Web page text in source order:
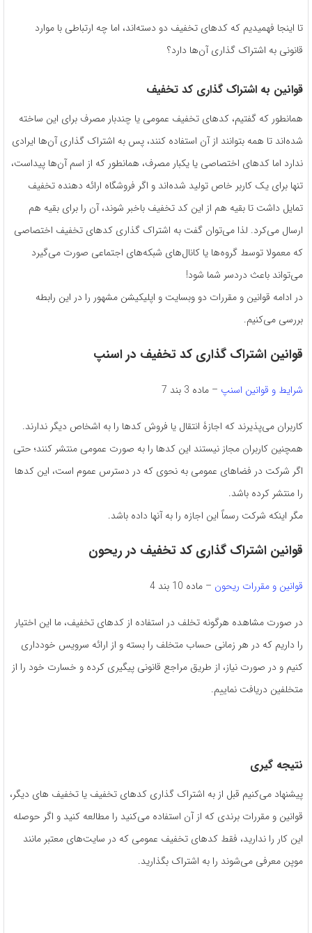
تا اینجا فهمیدیم که کدهای تخفیف دو دسته‌اند، اما چه ارتباطی با موارد
قانونی به اشتراک گذاری آن‌ها دارد؟
قوانین به اشتراک گذاری کد تخفیف
همانطور که گفتیم، کدهای تخفیف عمومی یا چندبار مصرف برای این ساخته
شده‌اند تا همه بتوانند از آن استفاده کنند، پس به اشتراک گذاری آن‌ها ایرادی
ندارد اما کدهای اختصاصی یا یکبار مصرف، همانطور که از اسم آن‌ها پیداست،
تنها برای یک کاربر خاص تولید شده‌اند و اگر فروشگاه ارائه دهنده تخفیف
تمایل داشت تا بقیه هم از این کد تخفیف باخبر شوند، آن را برای بقیه هم
ارسال می‌کرد. لذا می‌توان گفت به اشتراک گذاری کدهای تخفیف اختصاصی
که معمولا توسط گروه‌ها یا کانال‌های شبکه‌های اجتماعی صورت می‌گیرد
می‌تواند باعث دردسر شما شود!
در ادامه قوانین و مقررات دو وبسایت و اپلیکیشن مشهور را در این رابطه
بررسی می‌کنیم.
قوانین اشتراک گذاری کد تخفیف در اسنپ
شرایط و قوانین اسنپ – ماده 3 بند 7
کاربران می‌پذیرند که اجازۀ انتقال یا فروش کدها را به اشخاص دیگر ندارند.
همچنین کاربران مجاز نیستند این کدها را به صورت عمومی منتشر کنند؛ حتی
اگر شرکت در فضاهای عمومی به نحوی که در دسترس عموم است، این کدها
را منتشر کرده باشد.
مگر اینکه شرکت رسماً این اجازه را به آنها داده باشد.
قوانین اشتراک گذاری کد تخفیف در ریحون
قوانین و مقررات ریحون – ماده 10 بند 4
در صورت مشاهده هرگونه تخلف در استفاده از کدهای تخفیف، ما این اختیار
را داریم که در هر زمانی حساب متخلف را بسته و از ارائه سرویس خودداری
کنیم و در صورت نیاز، از طریق مراجع قانونی پیگیری کرده و خسارت خود را از
متخلفین دریافت نماییم.
نتیجه گیری
پیشنهاد می‌کنیم قبل از به اشتراک گذاری کدهای تخفیف یا تخفیف های دیگر،
قوانین و مقررات برندی که از آن استفاده می‌کنید را مطالعه کنید و اگر حوصله
این کار را ندارید، فقط کدهای تخفیف عمومی که در سایت‌های معتبر مانند
موپن معرفی می‌شوند را به اشتراک بگذارید.